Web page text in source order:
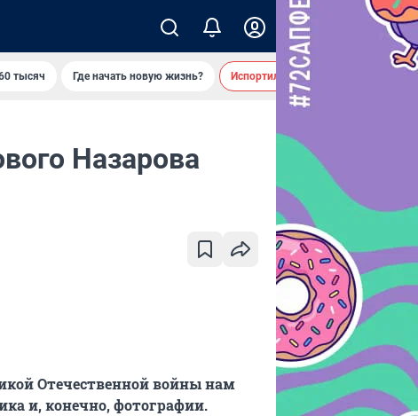
тысяч Где начать новую жизнь? Испортил десятки машин во дворе
Назарова
Отечественной войны нам
и, конечно, фотографии.